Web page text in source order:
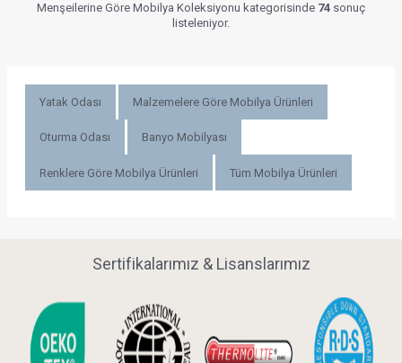
Menşeilerine Göre Mobilya Koleksiyonu kategorisinde 74 sonuç
listeleniyor.
Yatak Odası Malzemelere Göre Mobilya Ürünleri
Oturma Odası Banyo Mobilyası
Renklere Göre Mobilya Ürünleri Tüm Mobilya Ürünleri
Sertifikalarımız & Lisanslarımız